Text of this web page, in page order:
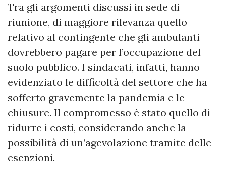
Tra gli argomenti discussi in sede di
riunione, di maggiore rilevanza quello
relativo al contingente che gli ambulanti
dovrebbero pagare per l’occupazione del
suolo pubblico. I sindacati, infatti, hanno
evidenziato le difficoltà del settore che ha
sofferto gravemente la pandemia e le
chiusure. Il compromesso è stato quello di
ridurre i costi, considerando anche la
possibilità di un’agevolazione tramite delle
esenzioni.